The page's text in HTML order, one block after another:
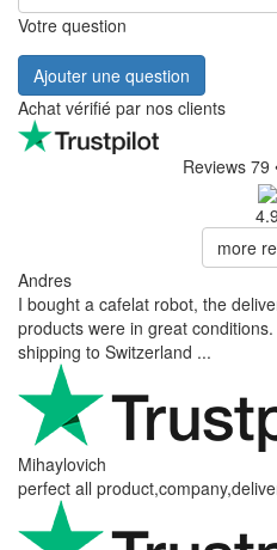
Votre question
Ajouter une question
Achat vérifié par nos clients
Reviews 79
4.9
more
Andres
I bought a cafelat robot, the
products were in great
shipping to Switzerland ...
Mihaylovich
perfect all